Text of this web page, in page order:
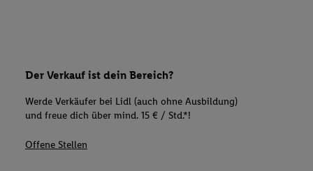
Der Verkauf ist dein Bereich?
Werde Verkäufer bei Lidl (auch ohne Ausbildung)
und freue dich über mind. 15 € / Std.*!
Offene Stellen